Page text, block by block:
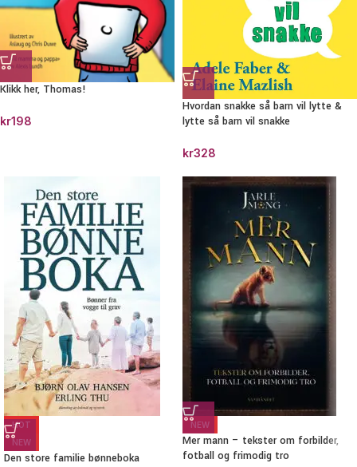
Klikk her, Thomas!
kr198
Hvordan snakke så barn vil lytte &
lytte så barn vil snakke
kr328
HOT
NEW
Den store familie bønneboka
NEW
Mer mann – tekster om forbilder,
fotball og frimodig tro